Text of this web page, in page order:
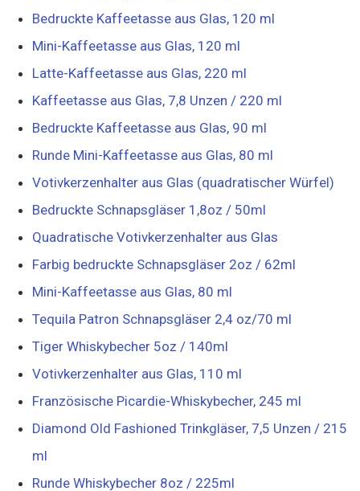
Bedruckte Kaffeetasse aus Glas, 120 ml
Mini-Kaffeetasse aus Glas, 120 ml
Latte-Kaffeetasse aus Glas, 220 ml
Kaffeetasse aus Glas, 7,8 Unzen / 220 ml
Bedruckte Kaffeetasse aus Glas, 90 ml
Runde Mini-Kaffeetasse aus Glas, 80 ml
Votivkerzenhalter aus Glas (quadratischer Würfel)
Bedruckte Schnapsgläser 1,8oz / 50ml
Quadratische Votivkerzenhalter aus Glas
Farbig bedruckte Schnapsgläser 2oz / 62ml
Mini-Kaffeetasse aus Glas, 80 ml
Tequila Patron Schnapsgläser 2,4 oz/70 ml
Tiger Whiskybecher 5oz / 140ml
Votivkerzenhalter aus Glas, 110 ml
Französische Picardie-Whiskybecher, 245 ml
Diamond Old Fashioned Trinkgläser, 7,5 Unzen / 215
ml
Runde Whiskybecher 8oz / 225ml